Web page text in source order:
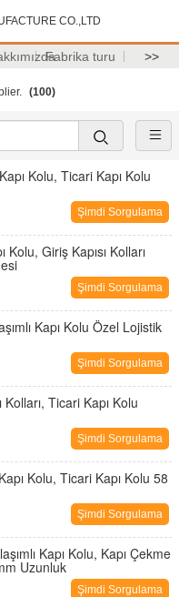
CO.,LTD
Fabrika turu >>
(100)
Kolu, Ticari Kapı Kolu
Şimdi Sorgulama
Kolu, Giriş Kapısı Kolları
Şimdi Sorgulama
Kapı Kolu Özel Lojistik
Şimdi Sorgulama
Ticari Kapı Kolu
Şimdi Sorgulama
Kolu, Ticari Kapı Kolu 58
Şimdi Sorgulama
Kapı Kolu, Kapı Çekme
Uzunluk
Şimdi Sorgulama